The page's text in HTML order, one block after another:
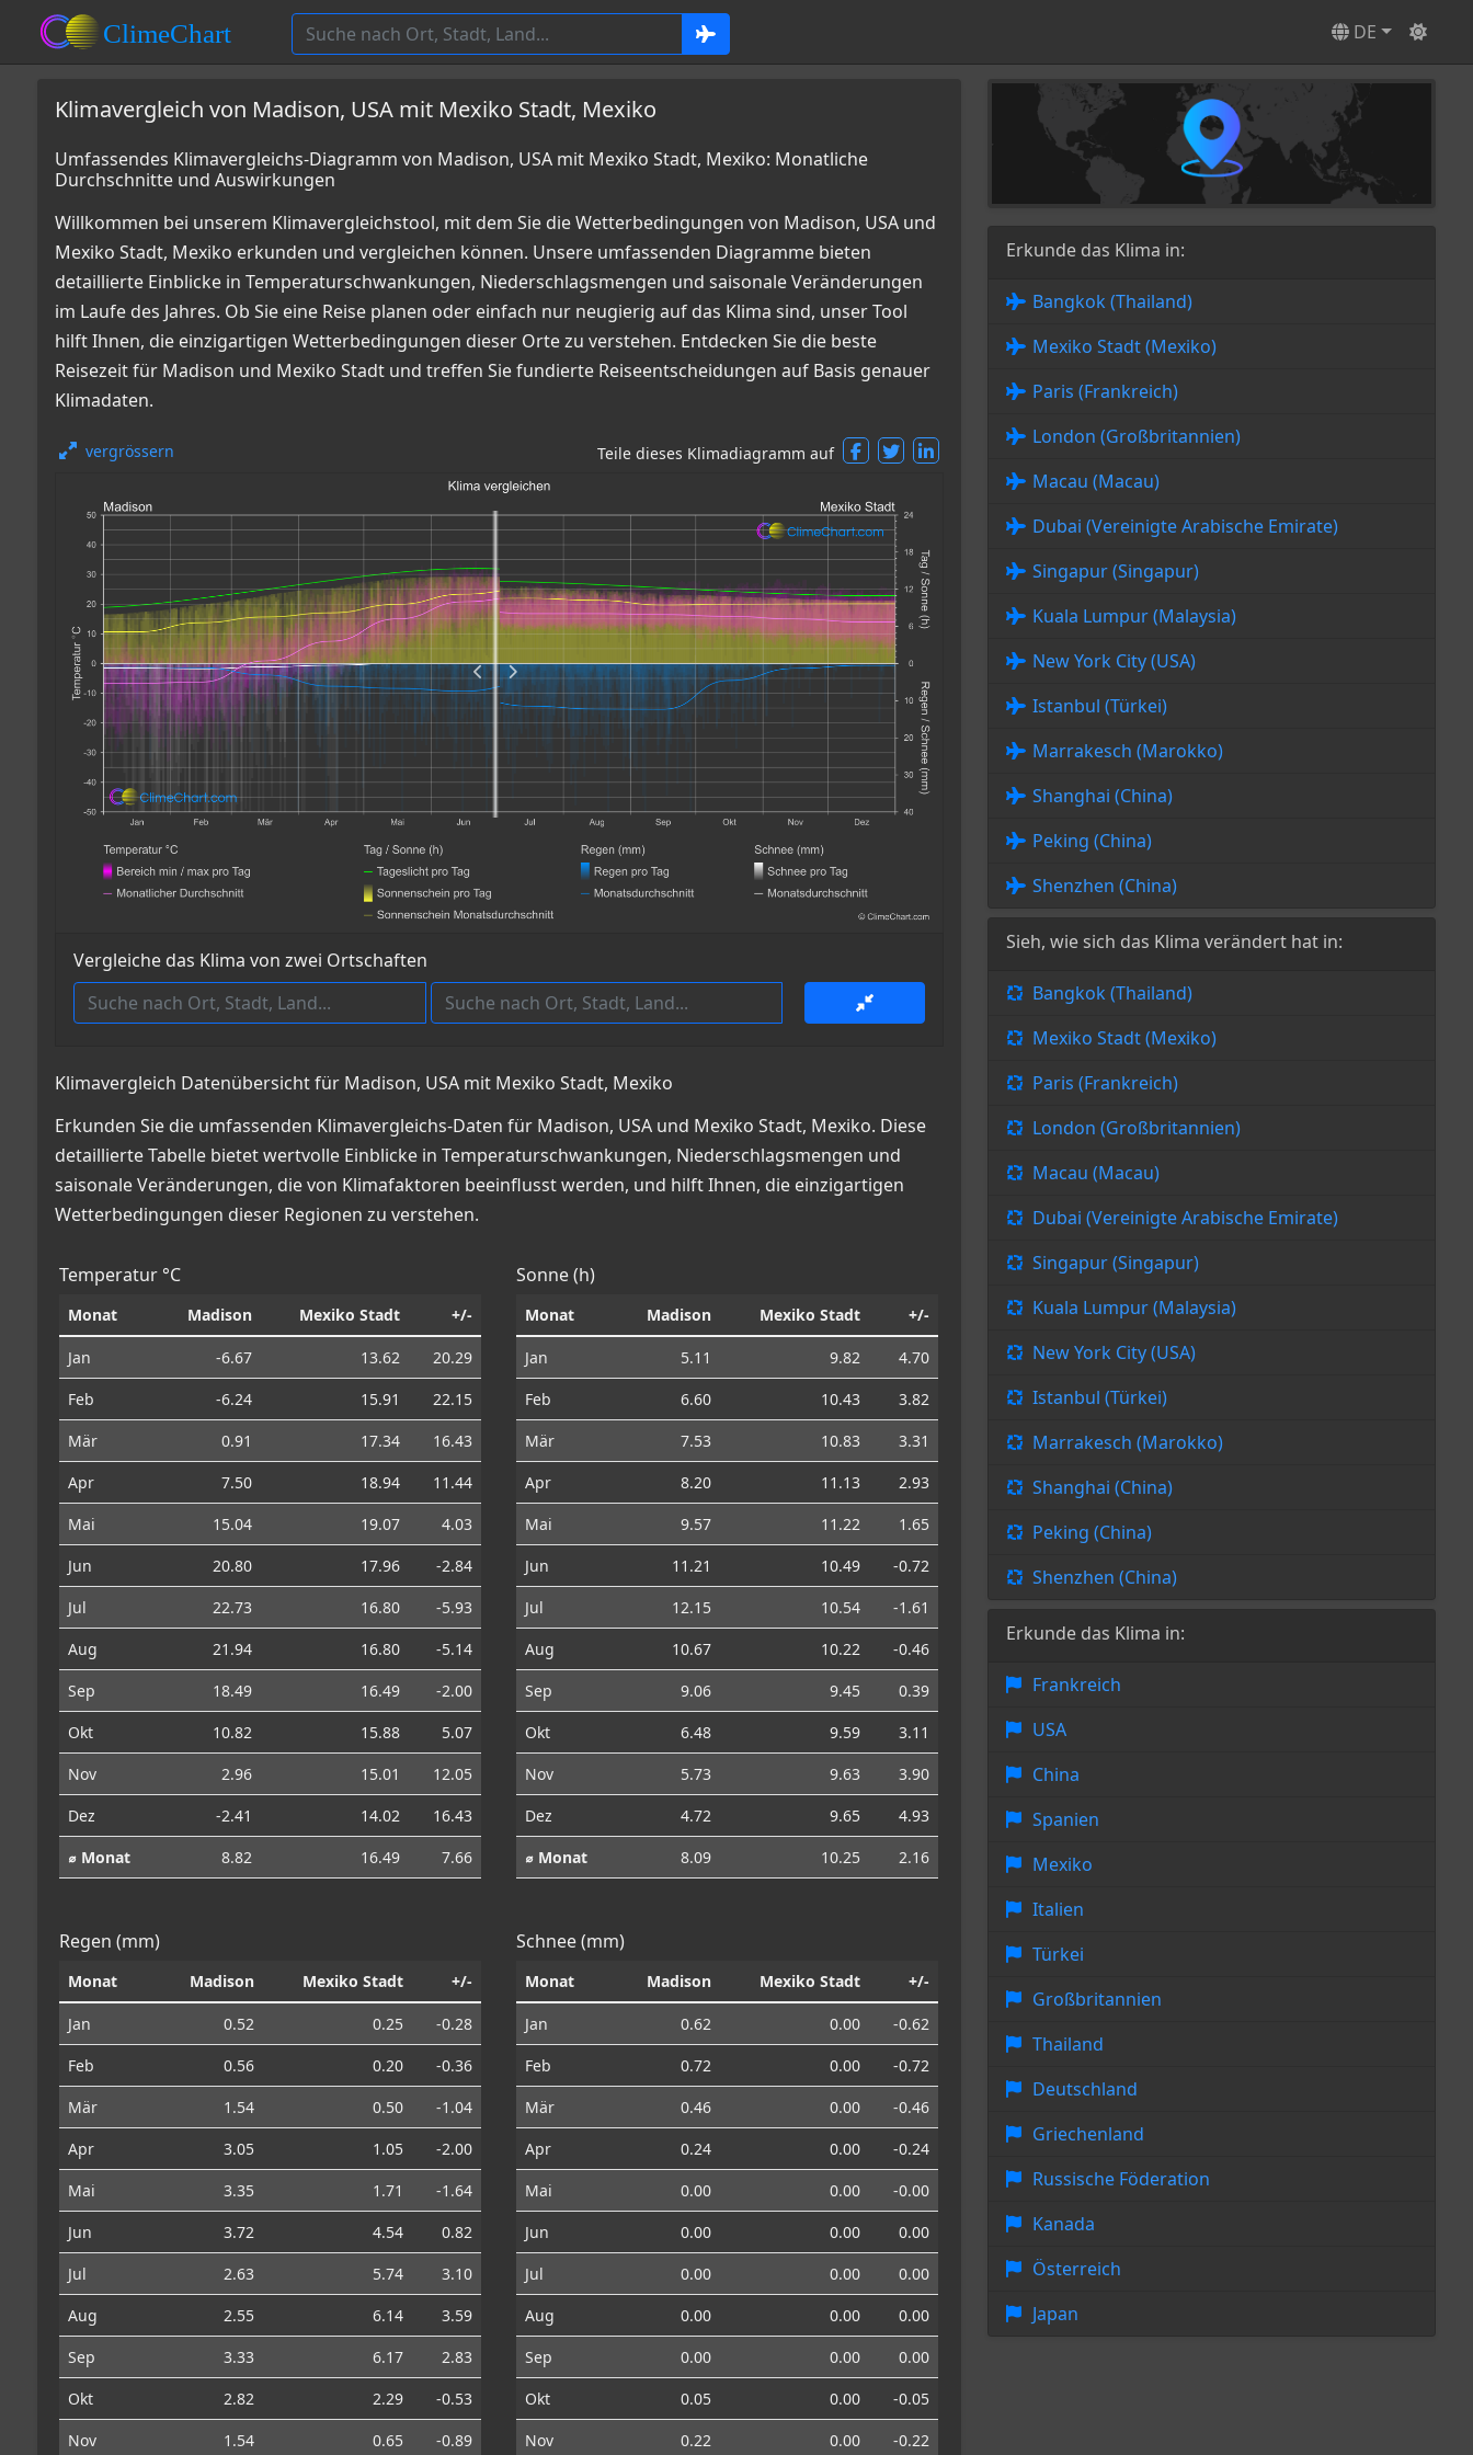
DE
Klimavergleich von Madison, USA mit Mexiko Stadt, Mexiko
Umfassendes Klimavergleichs-Diagramm von Madison, USA mit Mexiko Stadt, Mexiko: Monatliche
Durchschnitte und Auswirkungen
Willkommen bei unserem Klimavergleichstool, mit dem Sie die Wetterbedingungen von Madison, USA und
Mexiko Stadt, Mexiko erkunden und vergleichen können. Unsere umfassenden Diagramme bieten
detaillierte Einblicke in Temperaturschwankungen, Niederschlagsmengen und saisonale Veränderungen
im Laufe des Jahres. Ob Sie eine Reise planen oder einfach nur neugierig auf das Klima sind, unser Tool
hilft Ihnen, die einzigartigen Wetterbedingungen dieser Orte zu verstehen. Entdecken Sie die beste
Reisezeit für Madison und Mexiko Stadt und treffen Sie fundierte Reiseentscheidungen auf Basis genauer
Klimadaten.
vergrössern Teile dieses Klimadiagramm auf
Vergleiche das Klima von zwei Ortschaften
Klimavergleich Datenübersicht für Madison, USA mit Mexiko Stadt, Mexiko
Erkunden Sie die umfassenden Klimavergleichs-Daten für Madison, USA und Mexiko Stadt, Mexiko. Diese
detaillierte Tabelle bietet wertvolle Einblicke in Temperaturschwankungen, Niederschlagsmengen und
saisonale Veränderungen, die von Klimafaktoren beeinflusst werden, und hilft Ihnen, die einzigartigen
Wetterbedingungen dieser Regionen zu verstehen.
Temperatur °C
Monat Madison Mexiko Stadt +/-
Jan -6.67 13.62
20.29
Feb
-6.24 15.91
22.15
Mär
0.91 17.34
16.43
Apr
7.50 18.94
11.44
Mai
15.04 19.07
4.03
Jun
20.80 17.96
-2.84
Jul
22.73 16.80
-5.93
Aug
21.94 16.80
-5.14
Sep
18.49 16.49
-2.00
Okt
10.82 15.88
5.07
Nov
2.96 15.01
12.05
Dez
-2.41 14.02
16.43
⌀ Monat
8.82 16.49 7.66
Sonne (h)
Monat Madison Mexiko Stadt +/-
Jan 5.11 9.82
4.70
Feb
6.60 10.43
3.82
Mär
7.53 10.83
3.31
Apr
8.20 11.13
2.93
Mai
9.57 11.22
1.65
Jun
11.21 10.49
-0.72
Jul
12.15 10.54
-1.61
Aug
10.67 10.22
-0.46
Sep
9.06 9.45
0.39
Okt
6.48 9.59
3.11
Nov
5.73 9.63
3.90
Dez
4.72 9.65
4.93
⌀ Monat
8.09 10.25 2.16
Regen (mm)
Monat Madison Mexiko Stadt +/-
Jan 0.52 0.25
-0.28
Feb
0.56 0.20
-0.36
Mär
1.54 0.50
-1.04
Apr
3.05 1.05
-2.00
Mai
3.35 1.71
-1.64
Jun
3.72 4.54
0.82
Jul
2.63 5.74
3.10
Aug
2.55 6.14
3.59
Sep
3.33 6.17
2.83
Okt
2.82 2.29
-0.53
Nov
1.54 0.65 -0.89
Schnee (mm)
Monat Madison Mexiko Stadt +/-
Jan 0.62 0.00
-0.62
Feb
0.72 0.00
-0.72
Mär
0.46 0.00
-0.46
Apr
0.24 0.00
-0.24
Mai
0.00 0.00
-0.00
Jun
0.00 0.00
0.00
Jul
0.00 0.00
0.00
Aug
0.00 0.00
0.00
Sep
0.00 0.00
0.00
Okt
0.05 0.00
-0.05
Nov
0.22 0.00 -0.22
Erkunde das Klima in:
Bangkok (Thailand)
Mexiko Stadt (Mexiko)
Paris (Frankreich)
London (Großbritannien)
Macau (Macau)
Dubai (Vereinigte Arabische Emirate)
Singapur (Singapur)
Kuala Lumpur (Malaysia)
New York City (USA)
Istanbul (Türkei)
Marrakesch (Marokko)
Shanghai (China)
Peking (China)
Shenzhen (China)
Sieh, wie sich das Klima verändert hat in:
Bangkok (Thailand)
Mexiko Stadt (Mexiko)
Paris (Frankreich)
London (Großbritannien)
Macau (Macau)
Dubai (Vereinigte Arabische Emirate)
Singapur (Singapur)
Kuala Lumpur (Malaysia)
New York City (USA)
Istanbul (Türkei)
Marrakesch (Marokko)
Shanghai (China)
Peking (China)
Shenzhen (China)
Erkunde das Klima in:
Frankreich
USA
China
Spanien
Mexiko
Italien
Türkei
Großbritannien
Thailand
Deutschland
Griechenland
Russische Föderation
Kanada
Österreich
Japan